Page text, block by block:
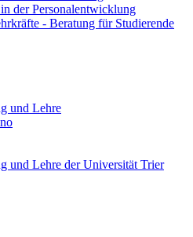
der Personalentwicklung
- Beratung für Studierende
und Lehre
und Lehre der Universität Trier